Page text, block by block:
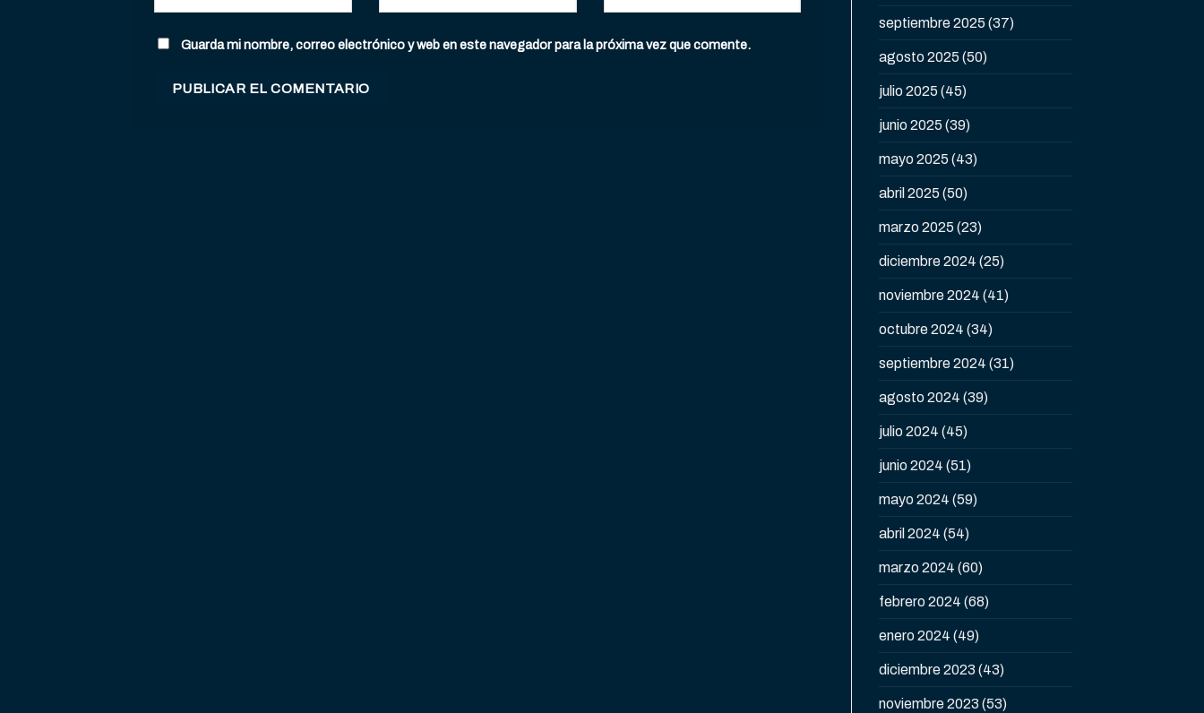
Guarda mi nombre, correo electrónico y web en este navegador para la próxima vez que comente.
septiembre 2025 (37)
agosto 2025 (50)
julio 2025 (45)
junio 2025 (39)
mayo 2025 (43)
abril 2025 (50)
marzo 2025 (23)
diciembre 2024 (25)
noviembre 2024 (41)
octubre 2024 (34)
septiembre 2024 (31)
agosto 2024 (39)
julio 2024 (45)
junio 2024 (51)
mayo 2024 (59)
abril 2024 (54)
marzo 2024 (60)
febrero 2024 (68)
enero 2024 (49)
diciembre 2023 (43)
noviembre 2023 (53)